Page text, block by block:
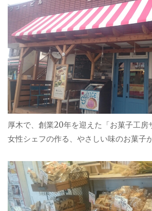
厚木で、創業20年を迎えた「お菓子工房
女性シェフの作る、やさしい味のお菓子